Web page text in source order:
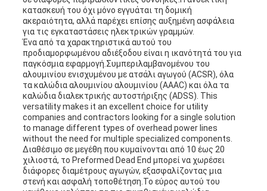
κατασκευή του όχι μόνο εγγυάται τη δομική
ακεραιότητα, αλλά παρέχει επίσης αυξημένη ασφάλεια
για τις εγκαταστάσεις ηλεκτρικών γραμμών.
Ένα από τα χαρακτηριστικά αυτού του
προδιαμορφωμένου αδιέξοδου είναι η ικανότητά του για
παγκόσμια εφαρμογή.Συμπεριλαμβανομένου του
αλουμινίου ενισχυμένου με ατσάλι αγωγού (ACSR), όλα
τα καλώδια αλουμινίου αλουμινίου (AAAC) και όλα τα
καλώδια διαλεκτρικής αυτοστήριξης (ADSS). This
versatility makes it an excellent choice for utility
companies and contractors looking for a single solution
to manage different types of overhead power lines
without the need for multiple specialized components.
Διαθέσιμο σε μεγέθη που κυμαίνονται από 10 έως 20
χιλιοστά, το Preformed Dead End μπορεί να χωρέσει
διάφορες διαμέτρους αγωγών, εξασφαλίζοντας μια
στενή και ασφαλή τοποθέτηση.Το εύρος αυτού του